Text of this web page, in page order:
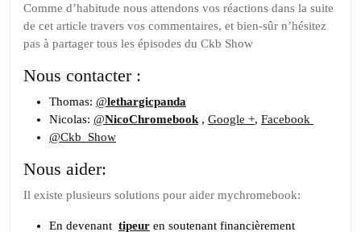
Comme d’habitude nous attendons vos réactions dans la suite
de cet article travers vos commentaires, et bien-sûr n’hésitez
pas à partager tous les épisodes du Ckb Show
Nous contacter :
Thomas: @lethargicpanda
Nicolas: @NicoChromebook , Google +, Facebook
@Ckb_Show
Nous aider:
Il existe plusieurs solutions pour aider mychromebook:
En devenant tipeur en soutenant financièrement